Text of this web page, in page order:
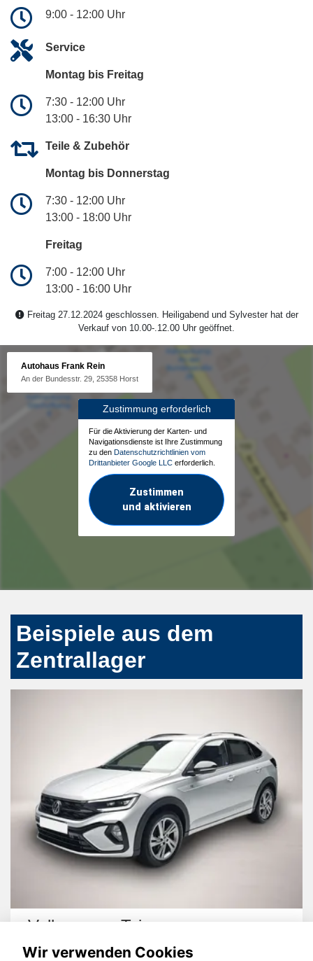
9:00 - 12:00 Uhr
Service
Montag bis Freitag
7:30 - 12:00 Uhr
13:00 - 16:30 Uhr
Teile & Zubehör
Montag bis Donnerstag
7:30 - 12:00 Uhr
13:00 - 18:00 Uhr
Freitag
7:00 - 12:00 Uhr
13:00 - 16:00 Uhr
Freitag 27.12.2024 geschlossen. Heiligabend und Sylvester hat der
Verkauf von 10.00-.12.00 Uhr geöffnet.
Autohaus Frank Rein
An der Bundesstr. 29, 25358 Horst
Zustimmung erforderlich
Für die Aktivierung der Karten- und
Navigationsdienste ist Ihre Zustimmung
zu den Datenschutzrichtlinien vom
Drittanbieter Google LLC erforderlich.
Zustimmen
und aktivieren
Beispiele aus dem
Zentrallager
Volkswagen Taigo
Wir verwenden Cookies